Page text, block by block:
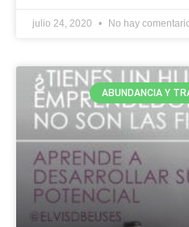
julio 24, 2020 No hay
ABUNDANCIA Y